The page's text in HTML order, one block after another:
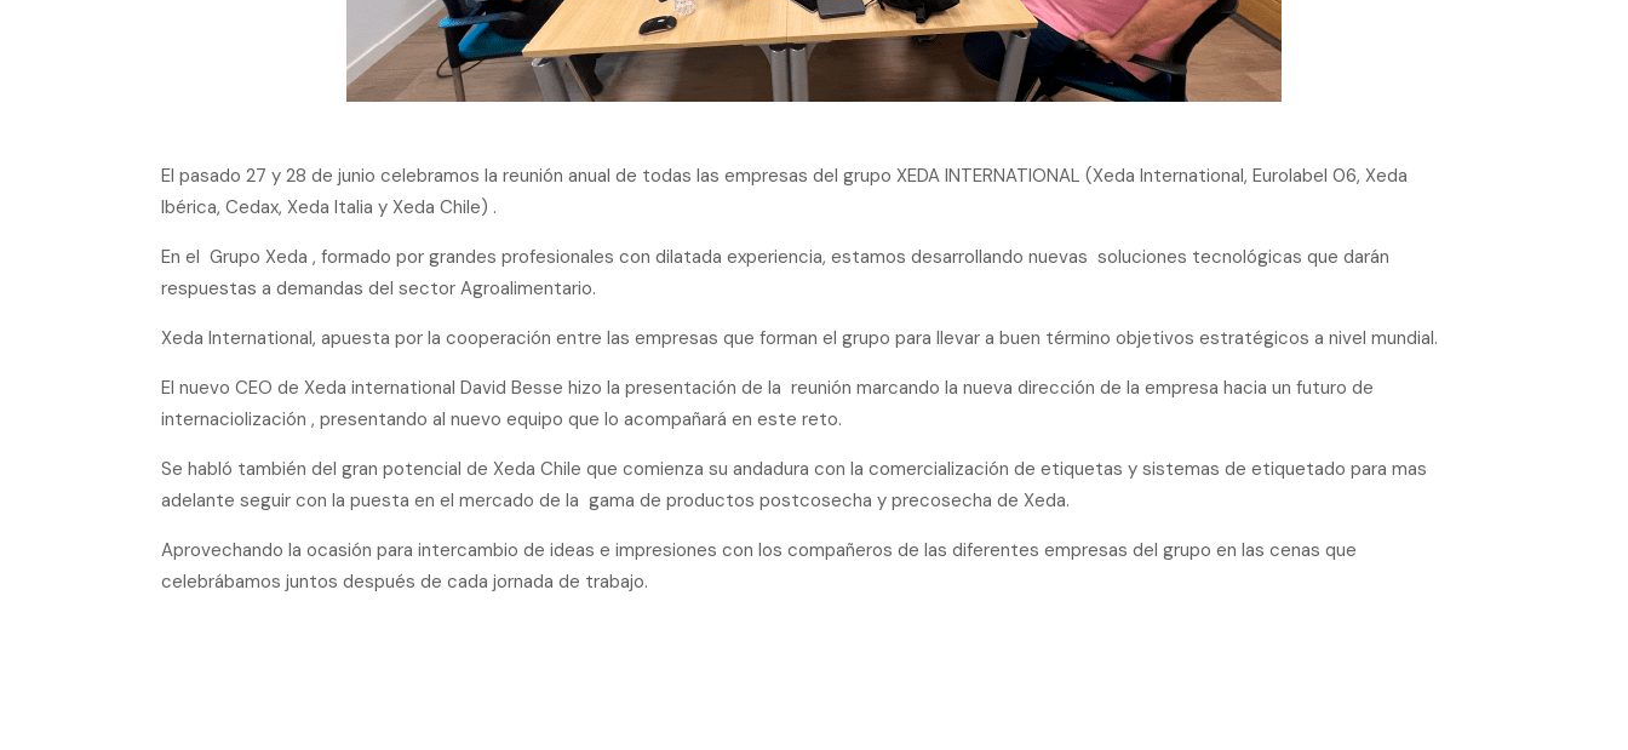
El pasado 27 y 28 de junio celebramos la reunión anual de todas las empresas del grupo XEDA INTERNATIONAL (Xeda International, Eurolabel 06, Xeda
Ibérica, Cedax, Xeda Italia y Xeda Chile) .
En el Grupo Xeda , formado por grandes profesionales con dilatada experiencia, estamos desarrollando nuevas soluciones tecnológicas que darán
respuestas a demandas del sector Agroalimentario.
Xeda International, apuesta por la cooperación entre las empresas que forman el grupo para llevar a buen término objetivos estratégicos a nivel mundial.
El nuevo CEO de Xeda international David Besse hizo la presentación de la reunión marcando la nueva dirección de la empresa hacia un futuro de
internaciolización , presentando al nuevo equipo que lo acompañará en este reto.
Se habló también del gran potencial de Xeda Chile que comienza su andadura con la comercialización de etiquetas y sistemas de etiquetado para mas
adelante seguir con la puesta en el mercado de la gama de productos postcosecha y precosecha de Xeda.
Aprovechando la ocasión para intercambio de ideas e impresiones con los compañeros de las diferentes empresas del grupo en las cenas que
celebrábamos juntos después de cada jornada de trabajo.